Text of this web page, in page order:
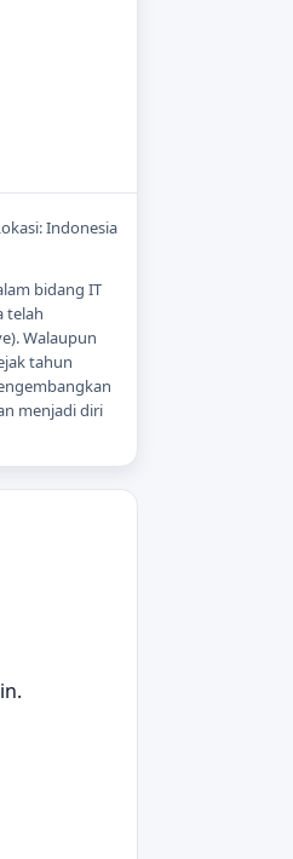
Indonesia
bidang IT
telah
Walaupun
tahun
menjadi diri